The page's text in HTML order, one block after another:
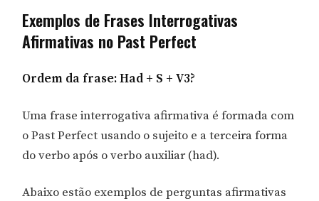
Exemplos de Frases Interrogativas
Afirmativas no Past Perfect
Ordem da frase: Had + S + V3?
Uma frase interrogativa afirmativa é formada com
o Past Perfect usando o sujeito e a terceira forma
do verbo após o verbo auxiliar (had).
Abaixo estão exemplos de perguntas afirmativas